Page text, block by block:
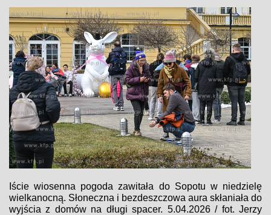
Iście wiosenna pogoda zawitała do Sopotu w niedzielę
wielkanocną. Słoneczna i bezdeszczowa aura skłaniała do
wyjścia z domów na długi spacer. 5.04.2026 / fot. Jerzy